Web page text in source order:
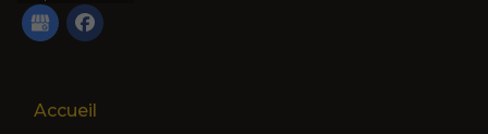
Accueil